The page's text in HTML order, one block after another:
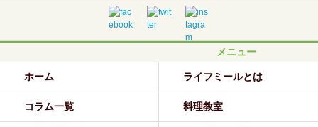
メニュー
ホーム ライフミールとは
コラム一覧 料理教室